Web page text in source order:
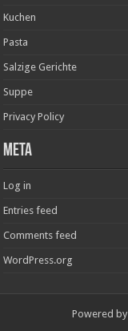
Kuchen
Pasta
Salzige Gerichte
Suppe
Privacy Policy
Meta
Log in
Entries feed
Comments feed
WordPress.org
Powered by